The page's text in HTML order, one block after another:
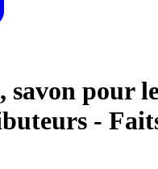
savon pour
-